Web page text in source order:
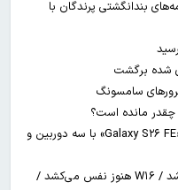
بندانگشتی‌ پرندگان با
اولین نگاه به گوشی جدید سامسونگ / «Galaxy S۲۶ FE» با سه دوربین و
بوگاتی سفارشی با نام «دِستِریِر» معرفی شد / W۱۶ هنوز نفس می‌کشد /